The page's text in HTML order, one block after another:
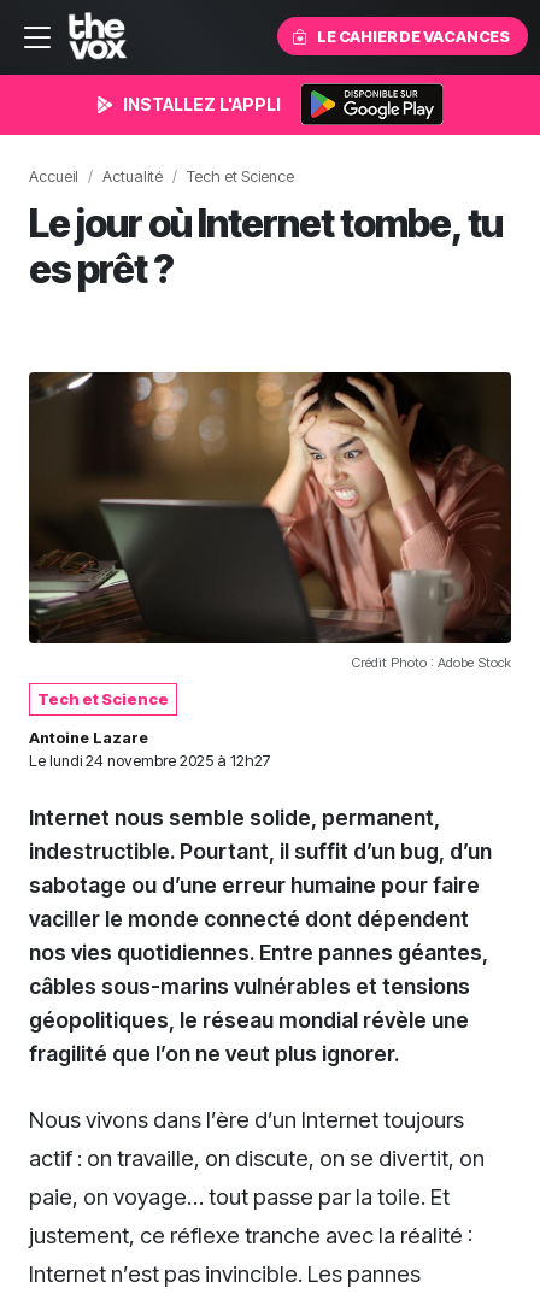
LE CAHIER DE VACANCES
INSTALLEZ L'APPLI
Accueil Actualité Tech et Science
Le jour où Internet tombe, tu
es prêt ?
Crédit Photo : Adobe Stock
Tech et Science
Antoine Lazare
Le lundi 24 novembre 2025 à 12h27
Internet nous semble solide, permanent,
indestructible. Pourtant, il suffit d’un bug, d’un
sabotage ou d’une erreur humaine pour faire
vaciller le monde connecté dont dépendent
nos vies quotidiennes. Entre pannes géantes,
câbles sous-marins vulnérables et tensions
géopolitiques, le réseau mondial révèle une
fragilité que l’on ne veut plus ignorer.
Nous vivons dans l’ère d’un Internet toujours
actif : on travaille, on discute, on se divertit, on
paie, on voyage… tout passe par la toile. Et
justement, ce réflexe tranche avec la réalité :
Internet n’est pas invincible. Les pannes